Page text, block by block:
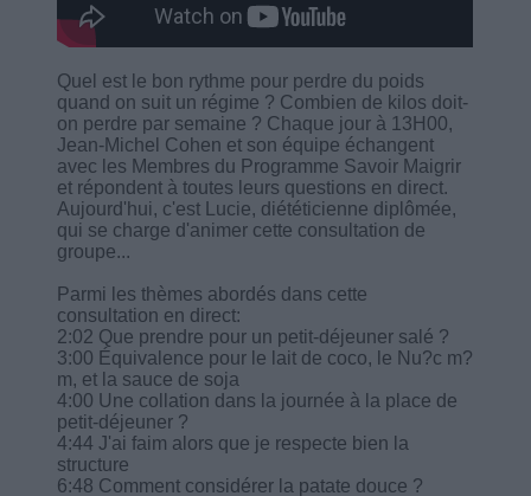
Quel est le bon rythme pour perdre du poids
quand on suit un régime ? Combien de kilos doit-
on perdre par semaine ? Chaque jour à 13H00,
Jean-Michel Cohen et son équipe échangent
avec les Membres du Programme Savoir Maigrir
et répondent à toutes leurs questions en direct.
Aujourd'hui, c'est Lucie, diététicienne diplômée,
qui se charge d'animer cette consultation de
groupe...
Parmi les thèmes abordés dans cette
consultation en direct:
2:02 Que prendre pour un petit-déjeuner salé ?
3:00 Équivalence pour le lait de coco, le Nu?c m?
m, et la sauce de soja
4:00 Une collation dans la journée à la place de
petit-déjeuner ?
4:44 J'ai faim alors que je respecte bien la
structure
6:48 Comment considérer la patate douce ?